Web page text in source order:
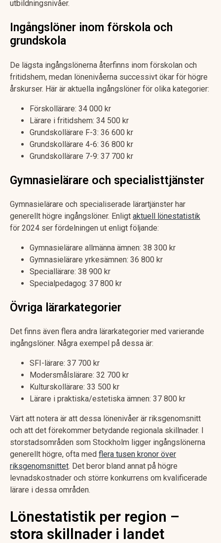
utbildningsnivåer.
Ingångslöner inom förskola och
grundskola
De lägsta ingångslönerna återfinns inom förskolan och
fritidshem, medan lönenivåerna successivt ökar för högre
årskurser. Här är aktuella ingångslöner för olika kategorier:
Förskollärare: 34 000 kr
Lärare i fritidshem: 34 500 kr
Grundskollärare F-3: 36 600 kr
Grundskollärare 4-6: 36 800 kr
Grundskollärare 7-9: 37 700 kr
Gymnasielärare och specialisttjänster
Gymnasielärare och specialiserade lärartjänster har
generellt högre ingångslöner. Enligt aktuell lönestatistik
för 2024 ser fördelningen ut enligt följande:
Gymnasielärare allmänna ämnen: 38 300 kr
Gymnasielärare yrkesämnen: 36 800 kr
Speciallärare: 38 900 kr
Specialpedagog: 37 800 kr
Övriga lärarkategorier
Det finns även flera andra lärarkategorier med varierande
ingångslöner. Några exempel på dessa är:
SFI-lärare: 37 700 kr
Modersmålslärare: 32 700 kr
Kulturskollärare: 33 500 kr
Lärare i praktiska/estetiska ämnen: 37 800 kr
Värt att notera är att dessa lönenivåer är riksgenomsnitt
och att det förekommer betydande regionala skillnader. I
storstadsområden som Stockholm ligger ingångslönerna
generellt högre, ofta med flera tusen kronor över
riksgenomsnittet. Det beror bland annat på högre
levnadskostnader och större konkurrens om kvalificerade
lärare i dessa områden.
Lönestatistik per region –
stora skillnader i landet